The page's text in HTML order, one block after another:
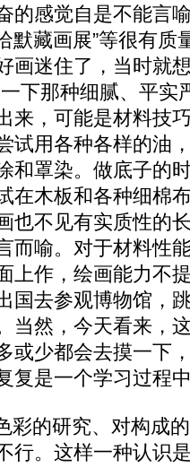
的感觉自是不能言
默藏画展”等很有
画迷住了，当时就
下那种细腻、平实
来，可能是材料技
试用各种各样的油
和罩染。做底子的
在木板和各种细棉
也不见有实质性的
而喻。对于材料性
上作，绘画能力不
国去参观博物馆，
当然，今天看来，
或少都会去摸一下
复是一个学习过程
的研究、对构成的
行。这样一种认识